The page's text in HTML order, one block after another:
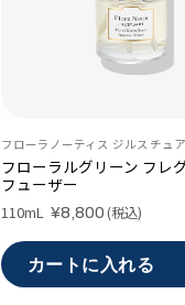
フローラノーティス ジルスチュ
フローラルグリーン フレ
フューザー
110mL ¥8,800 (税込)
カートに入れる